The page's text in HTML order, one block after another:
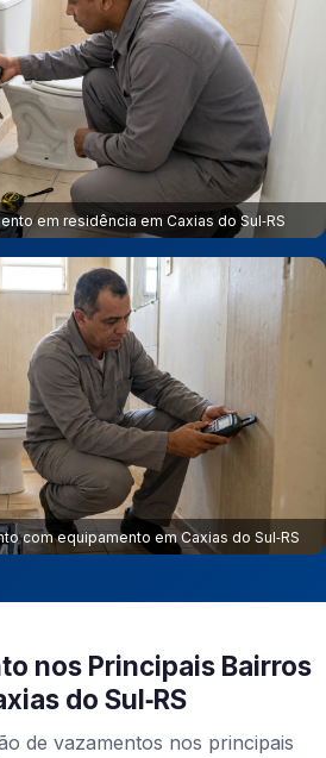
em residência em Caxias do Sul‑RS
com equipamento em Caxias do Sul‑RS
nos Principais Bairros
do Sul‑RS
de vazamentos nos principais